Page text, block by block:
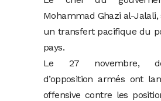
Mohammad Ghazi al-Jalali,
un transfert pacifique du
pays.
Le 27 novembre,
d’opposition armés ont
offensive contre les